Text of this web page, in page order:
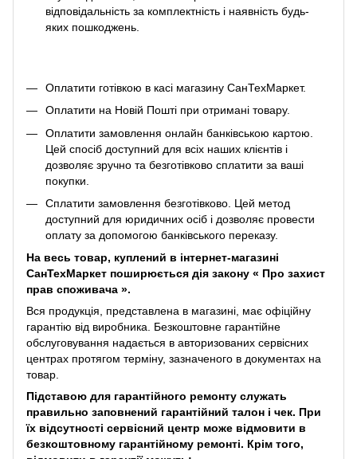
відповідальність за комплектність і наявність будь-
яких пошкоджень.
Оплатити готівкою в касі магазину СанТехМаркет.
Оплатити на Новій Пошті при отримані товару.
Оплатити замовлення онлайн банківською картою.
Цей спосіб доступний для всіх наших клієнтів і
дозволяє зручно та безготівково сплатити за ваші
покупки.
Сплатити замовлення безготівково. Цей метод
доступний для юридичних осіб і дозволяє провести
оплату за допомогою банківського переказу.
На весь товар, куплений в інтернет-магазині
СанТехМаркет поширюється дія закону « Про захист
прав споживача ».
Вся продукція, представлена ​​в магазині, має офіційну
гарантію від виробника. Безкоштовне гарантійне
обслуговування надається в авторизованих сервісних
центрах протягом терміну, зазначеного в документах на
товар.
Підставою для гарантійного ремонту служать
правильно заповнений гарантійний талон і чек. При
їх відсутності сервісний центр може відмовити в
безкоштовному гарантійному ремонті. Крім того,